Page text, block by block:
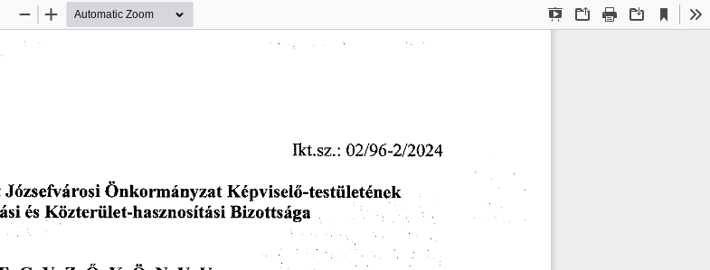
Presentation
OpenPrint Download
Current
View
Zoom
Zoom
Iktsz.: 02/96-2/2024
Józsefvárosi Önkormányzat Képviselő-testületének
és Közterület-hasznosítási Bizottsága